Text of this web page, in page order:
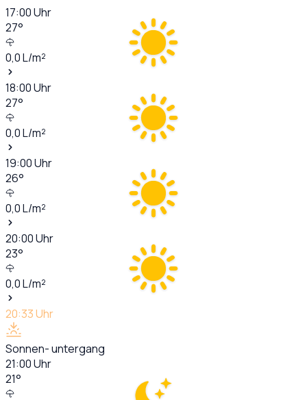
17:00Uhr
27°
0,0L/m²
18:00Uhr
27°
0,0L/m²
19:00Uhr
26°
0,0L/m²
20:00Uhr
23°
0,0L/m²
20:33Uhr
Sonnen- untergang
21:00Uhr
21°